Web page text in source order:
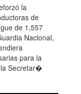
la
de
de 1,557
Nacional,
para la
la Secretar�